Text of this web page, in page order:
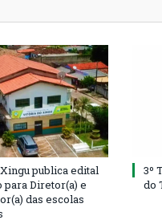
publica edital
para Diretor(a) e
das escolas
3º
do